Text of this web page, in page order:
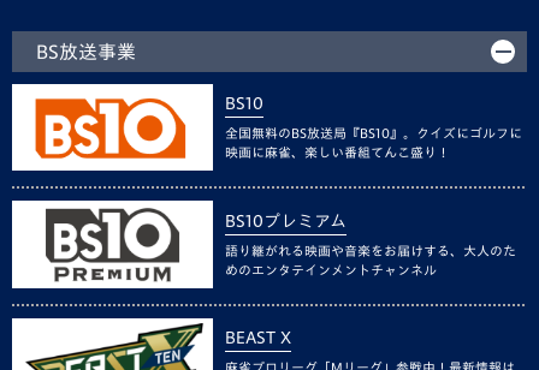
BS放送事業
BS10
全国無料のBS放送局『BS10』。クイズにゴルフに
映画に麻雀、楽しい番組てんこ盛り！
BS10プレミアム
語り継がれる映画や音楽をお届けする、大人のた
めのエンタテインメントチャンネル
BEAST X
麻雀プロリーグ「Mリーグ」参戦中！最新情報は